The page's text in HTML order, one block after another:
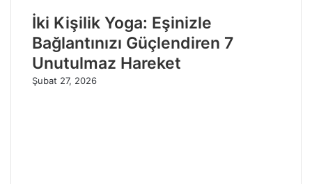
İki Kişilik Yoga: Eşinizle
Bağlantınızı Güçlendiren 7
Unutulmaz Hareket
Şubat 27, 2026